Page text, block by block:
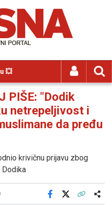
💥
PIŠE: "Dodik
netrepeljivost i
da pređu
krivičnu prijavu zbog
Dodika
Facebook